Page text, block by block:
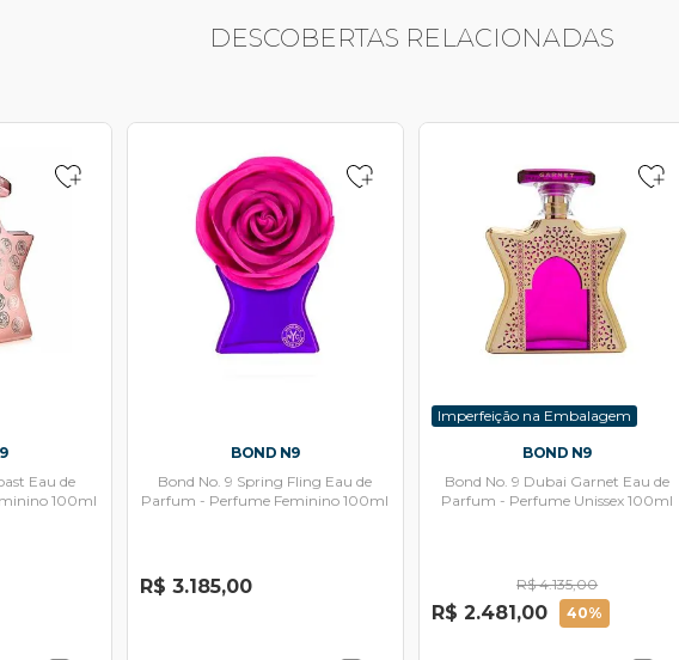
DESCOBERTAS RELACIONADAS
Eau de
100ml
BOND N9
Bond No. 9 Spring Fling Eau de
Parfum - Perfume Feminino 100ml
R$ 3.185,00
Imperfeição na Embalagem
BOND N9
Bond No. 9 Dubai Garnet Eau de
Parfum - Perfume Unissex 100ml
R$ 4.135,00
R$ 2.481,00 40%